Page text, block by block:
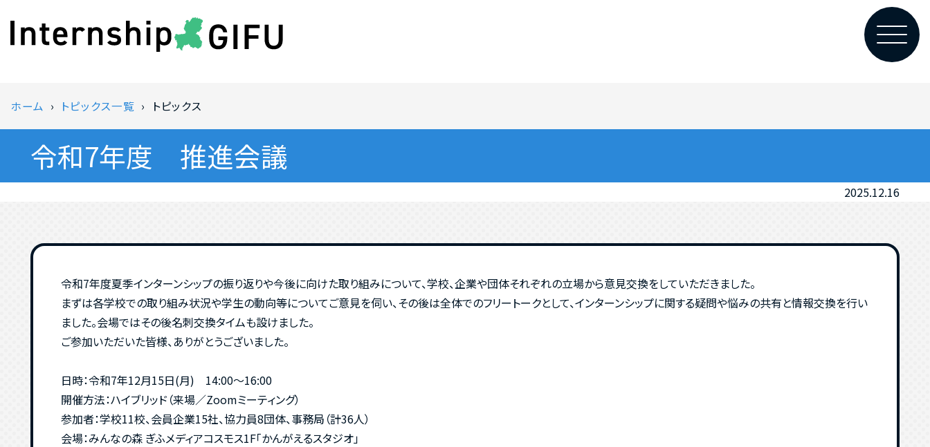
ホーム トピックス一覧 トピックス
令和7年度 推進会議
2025.12.16
令和7年度夏季インターンシップの振り返りや今後に向けた取り組みについて、学校、企業や団体それぞれの立場から意見交換をしていただきました。
まずは各学校での取り組み状況や学生の動向等についてご意見を伺い、その後は全体でのフリートークとして、インターンシップに関する疑問や悩みの共有と情報交換を行い
ました。会場ではその後名刺交換タイムも設けました。
ご参加いただいた皆様、ありがとうございました。
日時：令和7年12月15日(月) 14:00～16:00
開催方法：ハイブリッド（来場／Zoomミーティング）
参加者：学校11校、会員企業15社、協力員8団体、事務局（計36人）
会場：みんなの森 ぎふメディアコスモス1F「かんがえるスタジオ」